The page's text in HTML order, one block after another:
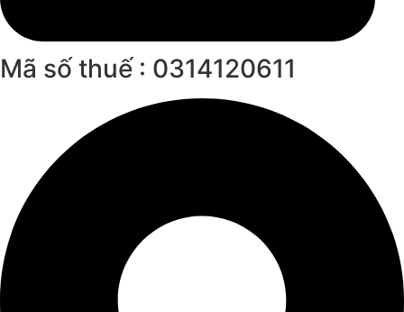
Mã số thuế : 0314120611